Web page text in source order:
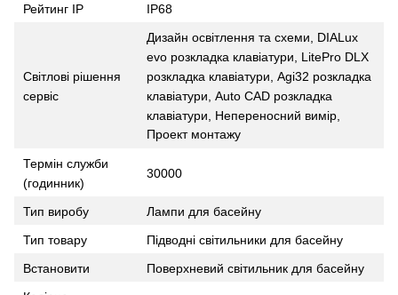
Рейтинг IP IP68
Світлові рішення
сервіс
Дизайн освітлення та схеми, DIALux
evo розкладка клавіатури, LitePro DLX
розкладка клавіатури, Agi32 розкладка
клавіатури, Auto CAD розкладка
клавіатури, Непереносний вимір,
Проект монтажу
Термін служби
(годинник)
30000
Тип виробу
Лампи для басейну
Тип товару
Підводні світильники для басейну
Встановити
Поверхневий світильник для басейну